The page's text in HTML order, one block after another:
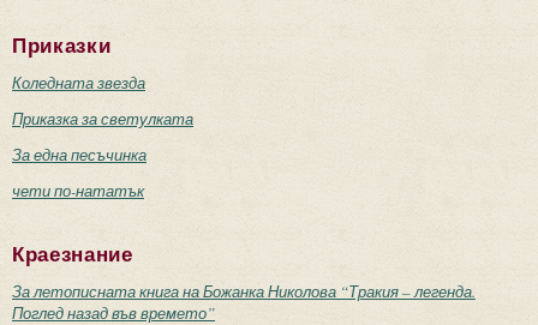
Приказки
Коледната звезда
Приказка за светулката
За една песъчинка
чети по-нататък
Краезнание
За летописната книга на Божанка Николова “Тракия – легенда.
Поглед назад във времето”